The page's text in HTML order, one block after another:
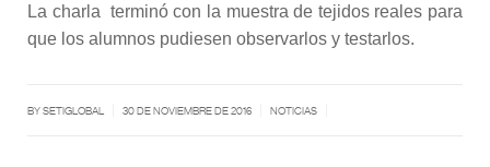
La charla terminó con la muestra de tejidos reales para
que los alumnos pudiesen observarlos y testarlos.
BY SETIGLOBAL 30 DE NOVIEMBRE DE 2016 NOTICIAS